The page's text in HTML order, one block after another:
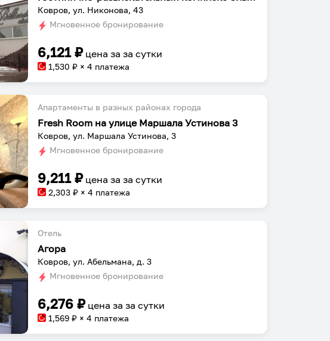
Ковров, ул. Никонова, 43
Мгновенное бронирование
6,121₽ цена заза сутки
1,530 ₽ × 4 платежа
Апартаменты в разных районах города
Fresh Room на улице Маршала Устинова 3
Ковров, ул. Маршала Устинова, 3
Мгновенное бронирование
9,211₽ цена заза сутки
2,303 ₽ × 4 платежа
Отель
Агора
Ковров, ул. Абельмана, д. 3
Мгновенное бронирование
6,276 ₽ цена заза сутки
1,569 ₽ × 4 платежа